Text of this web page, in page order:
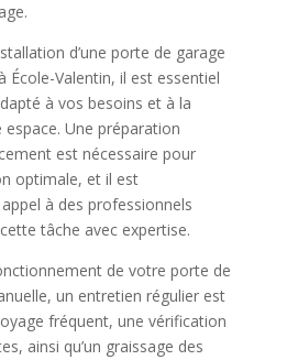
d’une porte de garage
École-Valentin, il est essentiel
à vos besoins et à la
Une préparation
est nécessaire pour
optimale, et il est
à des professionnels
tâche avec expertise.
de votre porte de
un entretien régulier est
fréquent, une vérification
ainsi qu’un graissage des